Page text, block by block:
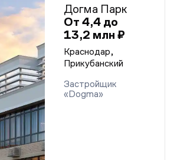
Догма Парк
От 4,4 до
13,2 млн ₽
Краснодар,
Прикубанский
Застройщик
«Dogma»